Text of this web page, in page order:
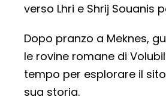
verso Lhri e Shrij Souanis
Dopo pranzo a Meknes,
le rovine romane di
tempo per esplorare il
sua storia.